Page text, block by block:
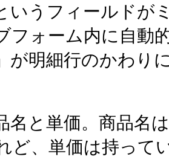
いうフィールドが
フォーム内に自動
が明細行のかわり
名と単価。商品名
ど、単価は持って